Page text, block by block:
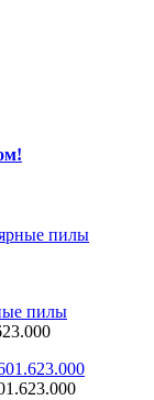
пилы
пилы